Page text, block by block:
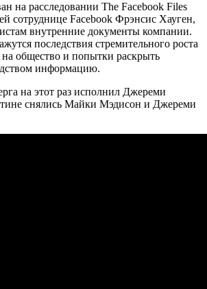
на расследовании The Facebook Files
сотруднице Facebook Фрэнсис Хауген,
внутренние документы компании.
последствия стремительного роста
на общество и попытки раскрыть
информацию.
на этот раз исполнил Джереми
снялись Майки Мэдисон и Джереми